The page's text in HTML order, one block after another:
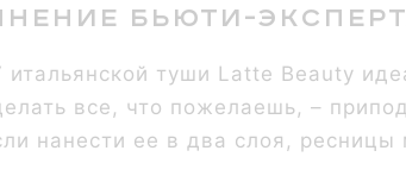
бьюти-
итальянской туши Latte Beauty
все, что пожелаешь, –
нанести ее в два слоя,